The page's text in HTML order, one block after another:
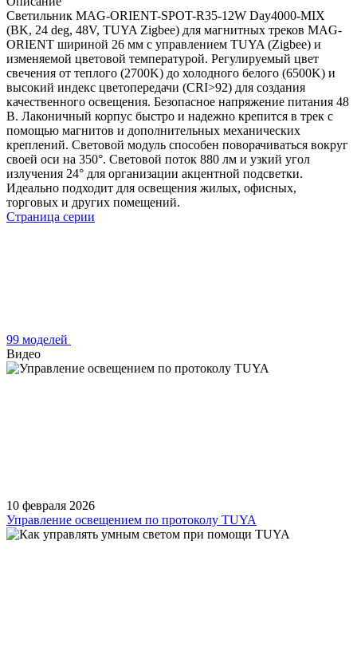
Светильник MAG-ORIENT-SPOT-R35-12W Day4000-MIX
(BK, 24 deg, 48V, TUYA Zigbee) для магнитных треков MAG-
ORIENT шириной 26 мм с управлением TUYA (Zigbee) и
изменяемой цветовой температурой. Регулируемый цвет
свечения от теплого (2700K) до холодного белого (6500K) и
высокий индекс цветопередачи (CRI>92) для создания
качественного освещения. Безопасное напряжение питания 48
В. Лаконичный корпус быстро и надежно крепится в трек с
помощью магнитов и дополнительных механических
креплений. Световой модуль способен поворачиваться вокруг
своей оси на 350°. Световой поток 880 лм и узкий угол
излучения 24° для организации акцентной подсветки.
Идеально подходит для освещения жилых, офисных,
торговых и других помещений.
Страница серии
99 моделей
Видео
10 февраля 2026
Управление освещением по протоколу TUYA